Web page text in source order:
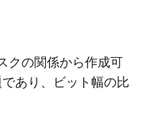
クの関係から作成可
あり、ビット幅の比